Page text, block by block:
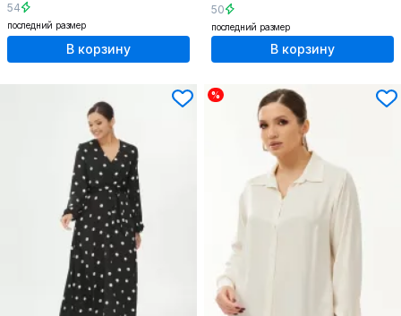
54
последний размер
В корзину
50
последний размер
В корзину
%